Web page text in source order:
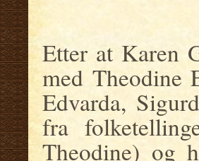
Etter at Karen
med Theodine
Edvarda,
fra
Theodine) og